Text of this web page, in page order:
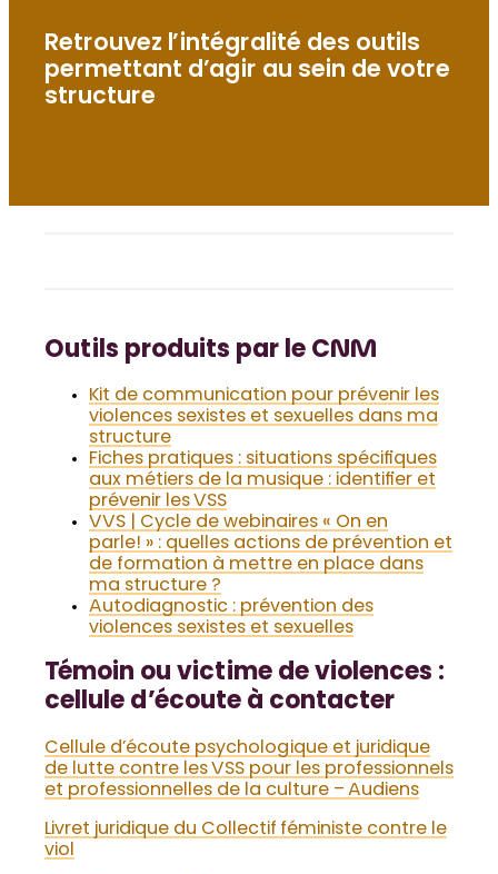
Retrouvez l’intégralité des outils
permettant d’agir au sein de votre
structure
Outils produits par le CNM
Kit de communication pour prévenir les
violences sexistes et sexuelles dans ma
structure
Fiches pratiques : situations spécifiques
aux métiers de la musique : identifier et
prévenir les VSS
VVS | Cycle de webinaires « On en
parle! » : quelles actions de prévention et
de formation à mettre en place dans
ma structure ?
Autodiagnostic : prévention des
violences sexistes et sexuelles
Témoin ou victime de violences :
cellule d’écoute à contacter
Cellule d’écoute psychologique et juridique
de lutte contre les VSS pour les professionnels
et professionnelles de la culture – Audiens
Livret juridique du Collectif féministe contre le
viol